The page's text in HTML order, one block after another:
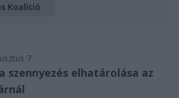
Koalíció
7.
szennyezés elhatárolása az